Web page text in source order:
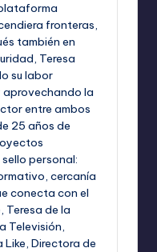
fronteras,
también en
Teresa
su labor
aprovechando la
entre ambos
25 años de
personal:
cercanía
conecta con el
Teresa de la
Televisión,
Like, Directora de